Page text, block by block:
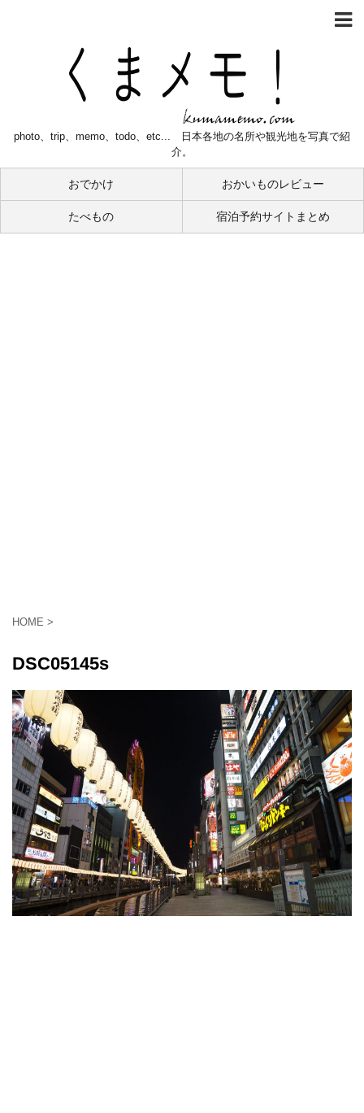
photo、trip、memo、todo、etc... 日本各地の名所や観光地を写真で紹
介。
おでかけ おかいものレビュー
たべもの 宿泊予約サイトまとめ
HOME >
DSC05145s